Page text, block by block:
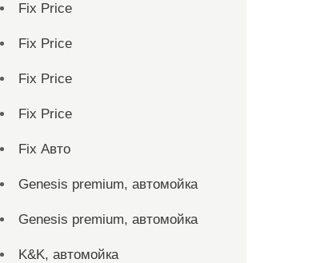
Fix Price
Fix Price
Fix Price
Fix Price
Fix Авто
Genesis premium, автомойка
Genesis premium, автомойка
K&K, автомойка